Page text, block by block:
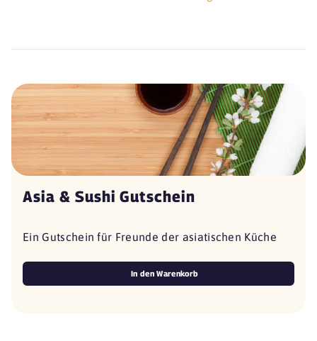
Asia & Sushi Gutschein
Ein Gutschein für Freunde der asiatischen Küche
In den Warenkorb